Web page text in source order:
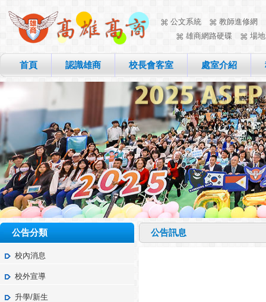
教師進修網
公文系統
場
雄商網路硬碟
首頁 認識雄商 校長會客室 處室介紹
公告分類
校內消息
校外宣導
升學/新生
公告訊息